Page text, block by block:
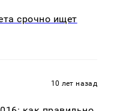
срочно ищет
10 лет назад